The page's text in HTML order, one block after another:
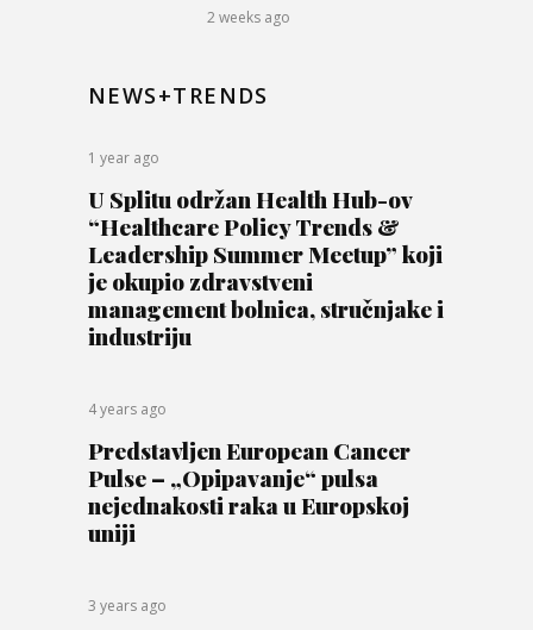
2 weeks ago
NEWS+TRENDS
1 year ago
U Splitu održan Health Hub-ov
“Healthcare Policy Trends &
Leadership Summer Meetup” koji
je okupio zdravstveni
management bolnica, stručnjake i
industriju
4 years ago
Predstavljen European Cancer
Pulse – „Opipavanje“ pulsa
nejednakosti raka u Europskoj
uniji
3 years ago